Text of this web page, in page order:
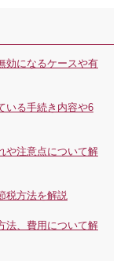
効になるケースや有
いる手続き内容や6
や注意点について解
税方法を解説
法、費用について解